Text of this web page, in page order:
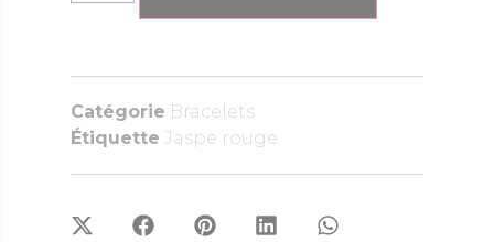
Catégorie Bracelets
Étiquette Jaspe rouge